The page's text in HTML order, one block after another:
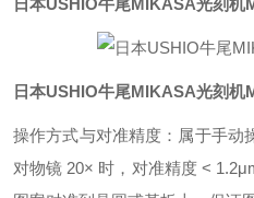
日本USHIO牛尾MIKASA光刻机
日本USHIO牛尾MIKASA光刻机
操作方式与对准精度：属于手动
对物镜 20× 时，对准精度 <